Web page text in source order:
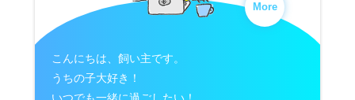
More
こんにちは、飼い主です。
うちの子大好き！